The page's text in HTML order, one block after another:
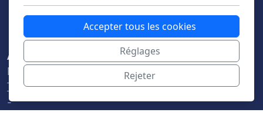
Au Petit Marché Local
Donneloye
Tél. 024 433 10 18
-
Accepter tous les cookies
Réglages
Rejeter